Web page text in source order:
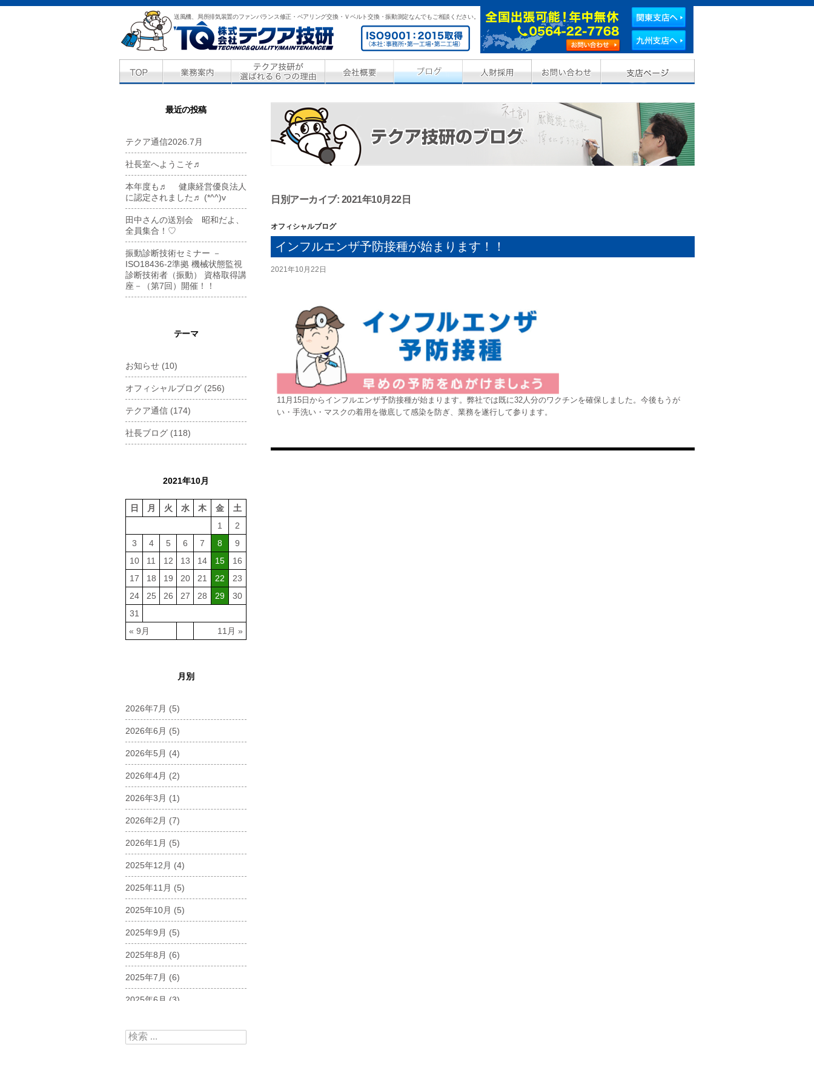
送風機、局所排気装置のファンバランス修正・ベアリング交換・Ｖベルト交換・振動測定なんでもご相談ください。
日別アーカイブ: 2021年10月22日
オフィシャルブログ
インフルエンザ予防接種が始まります！！
2021年10月22日
11月15日からインフルエンザ予防接種が始まります。弊社では既に32人分のワクチンを確保しました。今後もうが
い・手洗い・マスクの着用を徹底して感染を防ぎ、業務を遂行して参ります。
最近の投稿
テクア通信2026.7月
社長室へようこそ♬
本年度も♬ 健康経営優良法人
に認定されました♬ (*^^)v
田中さんの送別会 昭和だよ、
全員集合！♡
振動診断技術セミナー －
ISO18436-2準拠 機械状態監視
診断技術者（振動） 資格取得講
座－（第7回）開催！！
テーマ
お知らせ (10)
オフィシャルブログ (256)
テクア通信 (174)
社長ブログ (118)
2021年10月
日 月 火 水 木 金 土
« 9月 11月 »
1
2
3
4 5 6 7 8
9
10
11 12 13 14 15
16
17
18 19 20 21 22
23
24
25 26 27 28 29
30
31
月別
2026年7月 (5)
2026年6月 (5)
2026年5月 (4)
2026年4月 (2)
2026年3月 (1)
2026年2月 (7)
2026年1月 (5)
2025年12月 (4)
2025年11月 (5)
2025年10月 (5)
2025年9月 (5)
2025年8月 (6)
2025年7月 (6)
2025年6月 (3)
2025年4月(5)
検索: